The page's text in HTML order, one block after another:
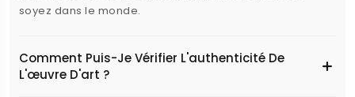
soyez dans le monde.
Comment Puis-Je Vérifier L'authenticité De
L'œuvre D'art ?